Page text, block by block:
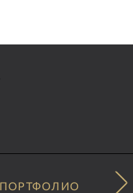
ПОРТФОЛИО